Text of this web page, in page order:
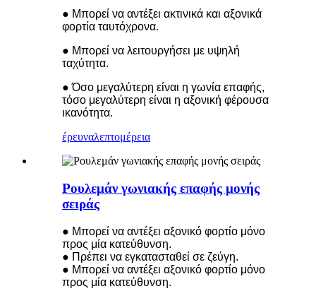
● Μπορεί να αντέξει ακτινικά και αξονικά
φορτία ταυτόχρονα.
● Μπορεί να λειτουργήσει με υψηλή
ταχύτητα.
● Όσο μεγαλύτερη είναι η γωνία επαφής,
τόσο μεγαλύτερη είναι η αξονική φέρουσα
ικανότητα.
έρευναλεπτομέρεια
Ρουλεμάν γωνιακής επαφής μονής
σειράς
● Μπορεί να αντέξει αξονικό φορτίο μόνο
προς μία κατεύθυνση.
● Πρέπει να εγκατασταθεί σε ζεύγη.
● Μπορεί να αντέξει αξονικό φορτίο μόνο
προς μία κατεύθυνση.